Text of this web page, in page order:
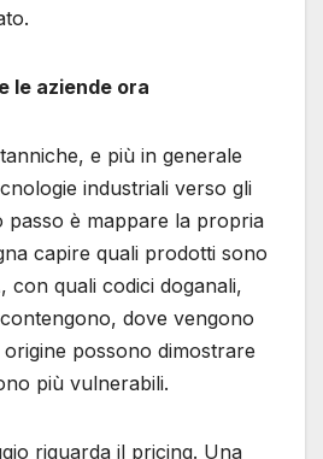
le aziende ora
e più in generale
industriali verso gli
passo è mappare la propria
capire quali prodotti sono
con quali codici doganali,
dove vengono
possono dimostrare
più vulnerabili.
riguarda il pricing. Una